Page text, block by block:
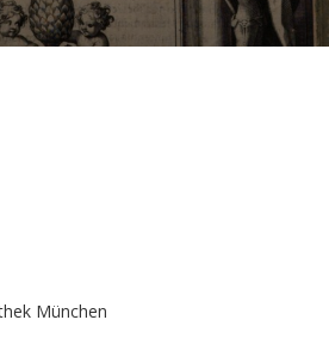
München